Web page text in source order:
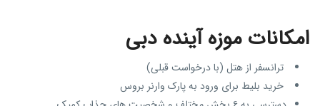
امکانات موزه آینده دبی
ترانسفر از هتل (با درخواست قبلی)
خرید بلیط برای ورود به پارک وارنر بروس